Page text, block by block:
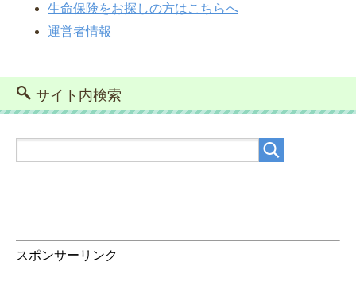
生命保険をお探しの方はこちらへ
運営者情報
サイト内検索
スポンサーリンク